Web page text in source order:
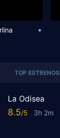
TOP ESTRENOS
La Odisea
8.5 3h 2m